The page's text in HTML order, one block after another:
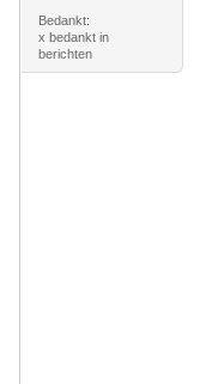
Bedankt:
x bedankt in
berichten